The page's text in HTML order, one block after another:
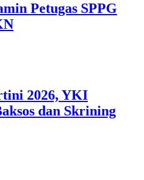
Petugas SPPG
2026, YKI
dan Skrining